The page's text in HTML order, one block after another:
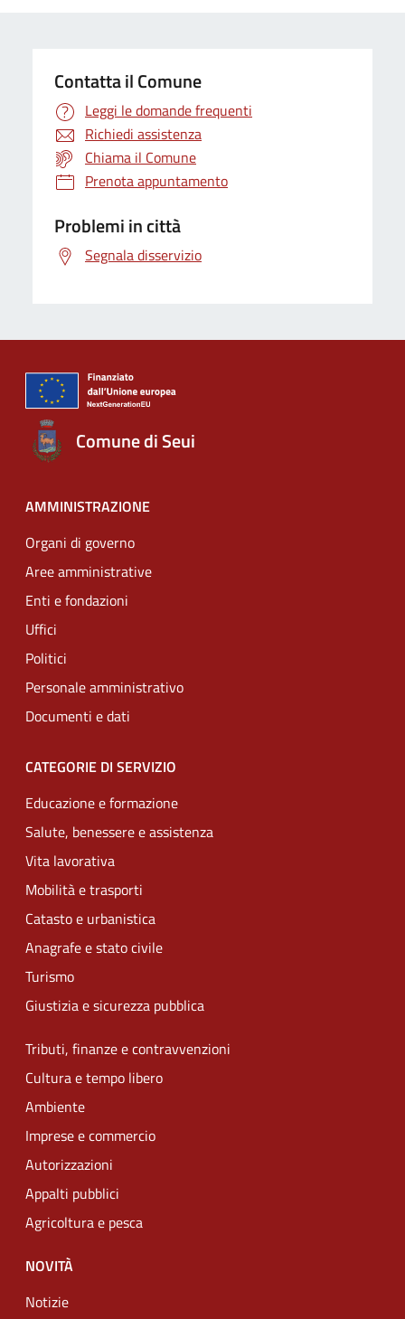
Contatta il Comune
Leggi le domande frequenti
Richiedi assistenza
Chiama il Comune
Prenota appuntamento
Problemi in città
Segnala disservizio
Comune di Seui
AMMINISTRAZIONE
Organi di governo
Aree amministrative
Enti e fondazioni
Uffici
Politici
Personale amministrativo
Documenti e dati
CATEGORIE DI SERVIZIO
Educazione e formazione
Salute, benessere e assistenza
Vita lavorativa
Mobilità e trasporti
Catasto e urbanistica
Anagrafe e stato civile
Turismo
Giustizia e sicurezza pubblica
Tributi, finanze e contravvenzioni
Cultura e tempo libero
Ambiente
Imprese e commercio
Autorizzazioni
Appalti pubblici
Agricoltura e pesca
NOVITÀ
Notizie